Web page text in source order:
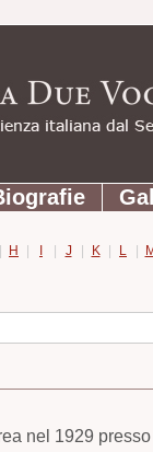
| H | I | J | K | L |
nel 1929